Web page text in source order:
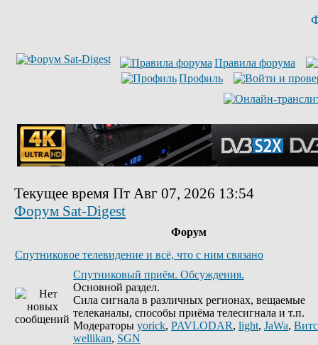
Правила форума
Профиль
Текущее время Пт Авг 07, 2026 13:54
Форум Sat-Digest
Форум
Спутниковое телевидение и всё, что с ним связано
Спутниковый приём. Обсуждения.
Основной раздел.
Сила сигнала в различных регионах, вещаемые
телеканалы, способы приёма телесигнала и т.п.
Модераторы yorick, PAVLODAR, light, JaWa, Витс
wellikan, SGN